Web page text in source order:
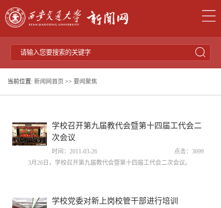
当前位置: 新闻网首页 >> 要闻聚焦
学校召开第九届教代会暨第十四届工代会二
次会议
时间：2011-03-26 点击： 3699
3月26日，学校召开第九届教代会暨第十四届工代会二次会议。
学校党委对新上岗校管干部进行培训